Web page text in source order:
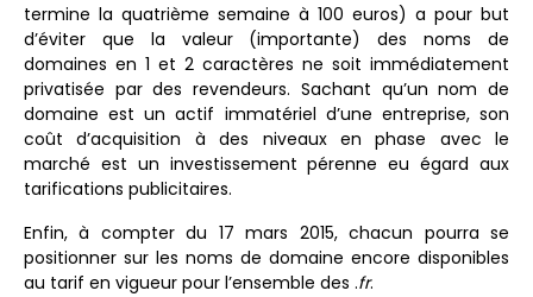
termine la quatrième semaine à 100 euros) a pour but
d’éviter que la valeur (importante) des noms de
domaines en 1 et 2 caractères ne soit immédiatement
privatisée par des revendeurs. Sachant qu’un nom de
domaine est un actif immatériel d’une entreprise, son
coût d’acquisition à des niveaux en phase avec le
marché est un investissement pérenne eu égard aux
tarifications publicitaires.
Enfin, à compter du 17 mars 2015, chacun pourra se
positionner sur les noms de domaine encore disponibles
au tarif en vigueur pour l’ensemble des .fr.